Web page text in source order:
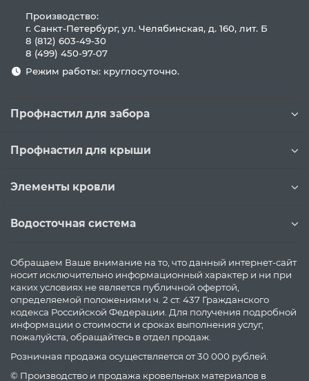
Производство:
г. Санкт-Петербург, ул. Челябинская, д. 160, лит. Б
8 (812) 603-49-30
8 (499) 450-97-07
Режим работы: круглосуточно.
Профнастил для забора
Профнастил для крыши
Элементы кровли
Водосточная система
Обращаем Ваше внимание на то, что данный интернет-сайт
носит исключительно информационный характер и ни при
каких условиях не является публичной офертой,
определяемой положениями ч. 2 ст. 437 Гражданского
кодекса Российской Федерации. Для получения подробной
информации о стоимости и сроках выполнения услуг,
пожалуйста, обращайтесь в отдел продаж.
Розничная продажа осуществляется от 30 000 рублей.
© Производство и продажа кровельных материалов в